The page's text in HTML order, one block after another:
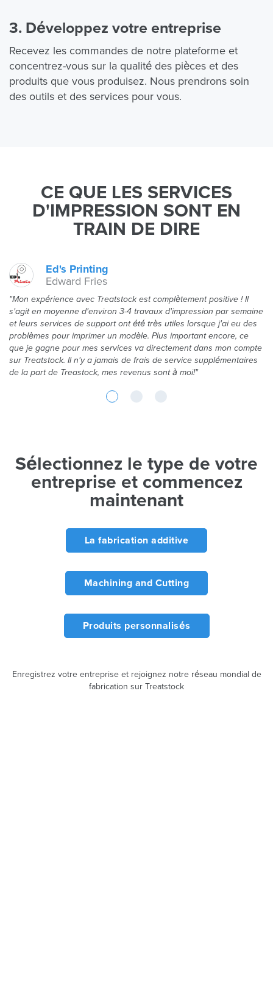
3. Développez votre entreprise
Recevez les commandes de notre plateforme et
concentrez-vous sur la qualité des pièces et des
produits que vous produisez. Nous prendrons soin
des outils et des services pour vous.
CE QUE LES SERVICES
D'IMPRESSION SONT EN
TRAIN DE DIRE
Ed's Printing
Edward Fries
"Mon expérience avec Treatstock est complètement positive ! Il
s'agit en moyenne d'environ 3-4 travaux d'impression par semaine
et leurs services de support ont été très utiles lorsque j'ai eu des
problèmes pour imprimer un modèle. Plus important encore, ce
que je gagne pour mes services va directement dans mon compte
sur Treatstock. Il n'y a jamais de frais de service supplémentaires
de la part de Treastock, mes revenus sont à moi!"
Sélectionnez le type de votre
entreprise et commencez
maintenant
La fabrication additive
Machining and Cutting
Produits personnalisés
Enregistrez votre entreprise et rejoignez notre réseau mondial de
fabrication sur Treatstock